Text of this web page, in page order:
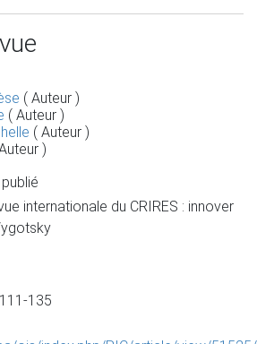
( Auteur )
( Auteur )
( Auteur )
)
publié
internationale du CRIRES : innover
111-135